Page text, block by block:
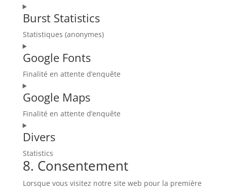
Consent
to
service
litespeed
Burst Statistics
Statistiques (anonymes)
Consent
to
service
statistics
Google Fonts
Finalité en attente d’enquête
Consent
to
service
fonts
Google Maps
Finalité en attente d’enquête
Consent
to
service
google-
maps
Divers
Statistics
Consent
service
8. Consentement
Lorsque vous visitez notre site web pour la première